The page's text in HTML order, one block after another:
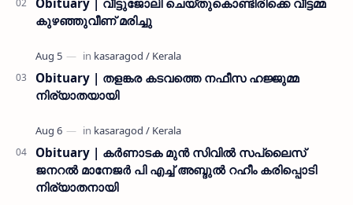
Obituary | വീട്ടുജോലി ചെയ്തുകൊണ്ടിരിക്കെ വീട്ടമ്മ
കുഴഞ്ഞുവീണ് മരിച്ചു
Obituary | തളങ്കര കടവത്തെ നഫീസ ഹജ്ജുമ്മ
നിര്യാതയായി
Obituary | കർണാടക മുൻ സിവില്‍ സപ്ലൈസ്
ജനറൽ മാനേജർ പി എച്ച് അബ്ദുൽ റഹീം കരിപ്പൊടി
നിര്യാതനായി